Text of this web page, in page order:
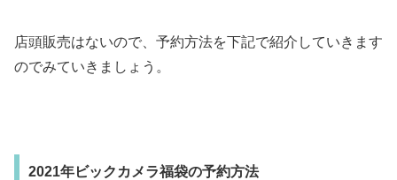
店頭販売はないので、予約方法を下記で紹介していきます
のでみていきましょう。
2021年ビックカメラ福袋の予約方法